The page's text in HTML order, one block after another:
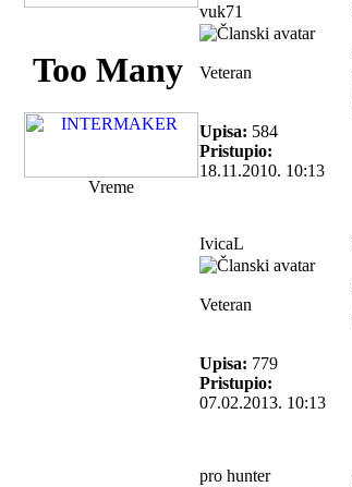
Vreme
vuk71
Veteran
Upisa: 584
Pristupio:
18.11.2010. 10:13
IvicaL
Veteran
Upisa: 779
Pristupio:
07.02.2013. 10:13
pro hunter